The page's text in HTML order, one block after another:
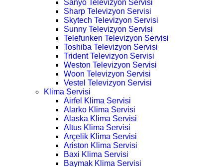
Sanyo Televizyon Servisi
Sharp Televizyon Servisi
Skytech Televizyon Servisi
Sunny Televizyon Servisi
Telefunken Televizyon Servisi
Toshiba Televizyon Servisi
Trident Televizyon Servisi
Weston Televizyon Servisi
Woon Televizyon Servisi
Vestel Televizyon Servisi
Klima Servisi
Airfel Klima Servisi
Alarko Klima Servisi
Alaska Klima Servisi
Altus Klima Servisi
Arçelik Klima Servisi
Ariston Klima Servisi
Baxi Klima Servisi
Baymak Klima Servisi